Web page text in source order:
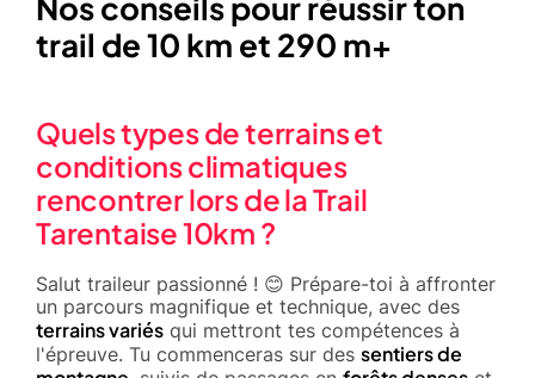
trail de 10 km et 290 m+
Quels types de terrains et
conditions climatiques
rencontrer lors de la Trail
Tarentaise 10km ?
Salut traileur passionné ! 😊 Prépare-toi à affronter
un parcours magnifique et technique, avec des
terrains variés qui mettront tes compétences à
l'épreuve. Tu commenceras sur des sentiers de